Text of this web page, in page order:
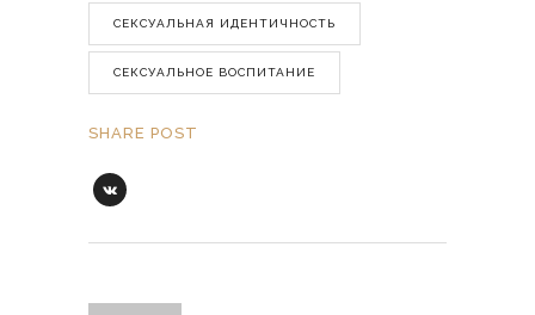
СЕКСУАЛЬНАЯ ИДЕНТИЧНОСТЬ
СЕКСУАЛЬНОЕ ВОСПИТАНИЕ
SHARE POST